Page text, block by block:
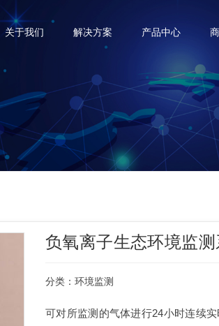
关于我们 解决方案 产品中心
负氧离子生态环境监测
分类： 环境监测
可对所监测的气体进行24小时连续